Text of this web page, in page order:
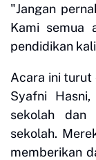
"Jangan
Kami semua
pendidikan
Acara ini turut
Syafni
sekolah dan
sekolah.
memberikan